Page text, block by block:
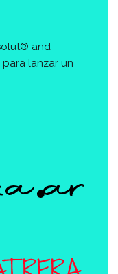
and
para lanzar un